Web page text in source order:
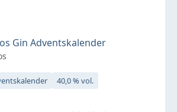
Gin Adventskalender
40,0 % vol.